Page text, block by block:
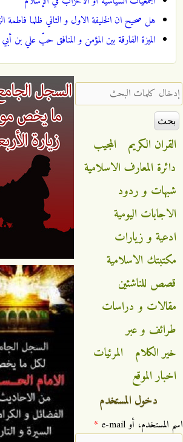
هل صحيح ان الخليفة الاول و الثاني ظلما فاطمة
الميزة الفارقة بين المؤمن و المنافق حبّ علي بن
‏إدخال كلمات البحث ‏
القران الكريم
المجيب
دائرة المعارف الاسلامية
شبهات و ردود
الاجابات اليومية
ادعية و زيارات
مكتبتك الاسلامية
قصص للناشئين
مقالات و دراسات
طرائف و عبر
خير الكلام
المرئيات
اخبار الموقع
دخول المستخدم
‏اسم المستخدم، أو e-mail ‏ *